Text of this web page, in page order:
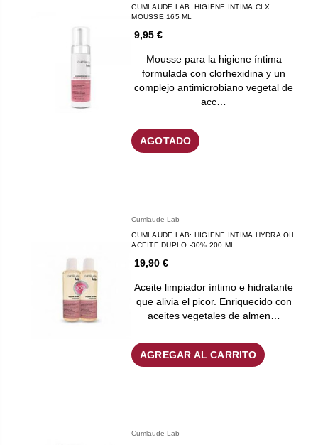
CUMLAUDE LAB: HIGIENE INTIMA CLX
MOUSSE 165 ML
9,95 €
Mousse para la higiene íntima
formulada con clorhexidina y un
complejo antimicrobiano vegetal de
acc…
AGOTADO
Cumlaude Lab
CUMLAUDE LAB: HIGIENE INTIMA HYDRA OIL
ACEITE DUPLO -30% 200 ML
19,90 €
Aceite limpiador íntimo e hidratante
que alivia el picor. Enriquecido con
aceites vegetales de almen…
AGREGAR AL CARRITO
Cumlaude Lab